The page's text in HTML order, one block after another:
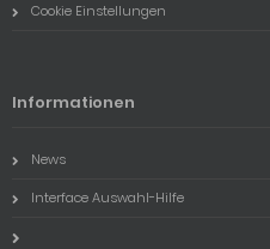
Cookie Einstellungen
Informationen
News
Interface Auswahl-Hilfe